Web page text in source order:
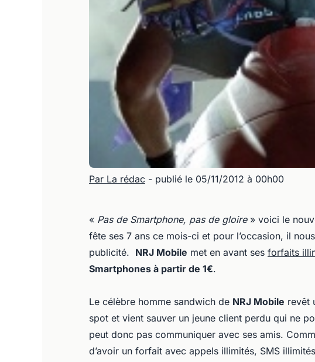
Par La rédac - publié le 05/11/2012 à 00h00
« Pas de Smartphone, pas de gloire » voici le
fête ses 7 ans ce mois-ci et pour l’occasion, il
publicité. NRJ Mobile met en avant ses forfaits
Smartphones à partir de 1€.
Le célèbre homme sandwich de NRJ Mobile revêt
spot et vient sauver un jeune client perdu qui ne
peut donc pas communiquer avec ses amis.
d’avoir un forfait avec appels illimités, SMS